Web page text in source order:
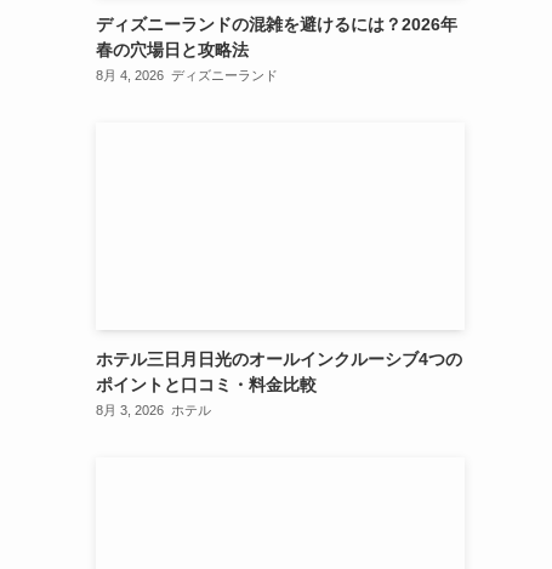
ディズニーランドの混雑を避けるには？2026年
春の穴場日と攻略法
8月 4, 2026 ディズニーランド
ホテル三日月日光のオールインクルーシブ4つの
ポイントと口コミ・料金比較
8月 3, 2026 ホテル